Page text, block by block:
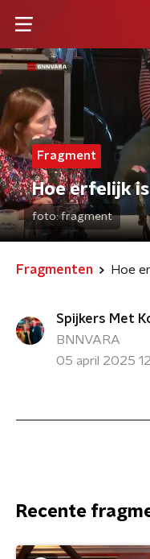
Fragment
Hoe erfelijk
foto:fragment
Fragmenten Hoe
Spijkers Met
BNNVARA
05 april 2025
Recente